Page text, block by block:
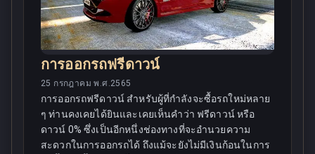
การออกรถฟรีดาวน์
25 กรกฎาคม พ.ศ.2565
การออกรถฟรีดาวน์ สำหรับผู้ที่กำลังจะซื้อรถใหม่หลาย
ๆ ท่านคงเคยได้ยินและเคยเห็นคำว่า ฟรีดาวน์ หรือ
ดาวน์ 0% ซึ่งเป็นอีกหนึ่งช่องทางที่จะอำนวยความ
สะดวกในการออกรถได้ ถึงแม้จะยังไม่มีเงินก้อนในการ